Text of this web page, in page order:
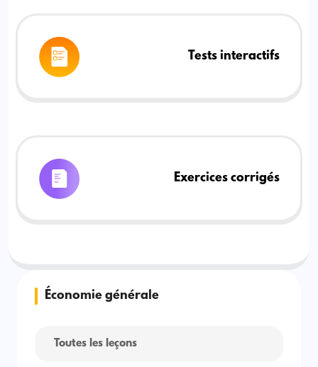
Tests interactifs
Exercices corrigés
Économie générale
Toutes les leçons